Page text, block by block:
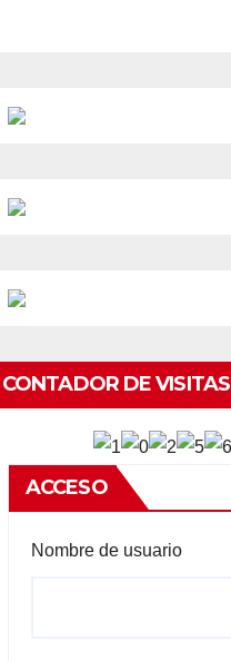
CONTADOR DE VISITAS
ACCESO
Nombre de usuario